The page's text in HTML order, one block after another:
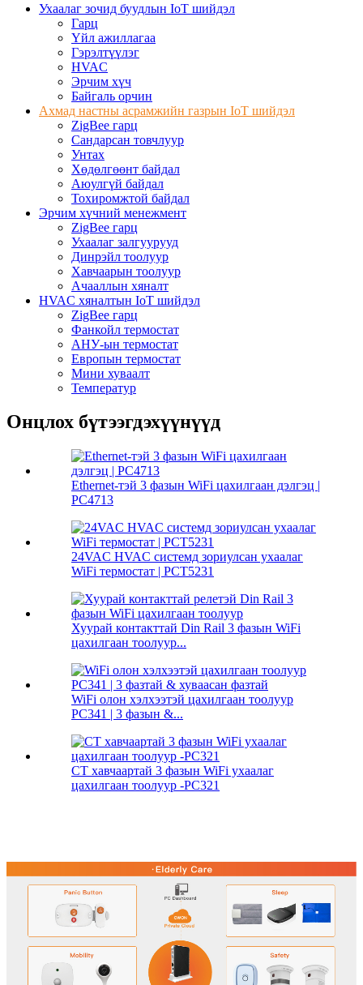
Ухаалаг зочид буудлын IoT шийдэл
Гарц
Үйл ажиллагаа
Гэрэлтүүлэг
HVAC
Эрчим хүч
Байгаль орчин
Ахмад настны асрамжийн газрын IoT шийдэл
ZigBee гарц
Сандарсан товчлуур
Унтах
Хөдөлгөөнт байдал
Аюулгүй байдал
Тохиромжтой байдал
Эрчим хүчний менежмент
ZigBee гарц
Ухаалаг залгуурууд
Динрэйл тоолуур
Хавчаарын тоолуур
Ачааллын хяналт
HVAC хяналтын IoT шийдэл
ZigBee гарц
Фанкойл термостат
АНУ-ын термостат
Европын термостат
Мини хуваалт
Температур
Онцлох бүтээгдэхүүнүүд
Ethernet-тэй 3 фазын WiFi цахилгаан дэлгэц |
PC4713
24VAC HVAC системд зориулсан ухаалаг
WiFi термостат | PCT5231
Хуурай контакттай Din Rail 3 фазын WiFi
цахилгаан тоолуур...
WiFi олон хэлхээтэй цахилгаан тоолуур
PC341 | 3 фазын &...
CT хавчаартай 3 фазын WiFi ухаалаг
цахилгаан тоолуур -PC321